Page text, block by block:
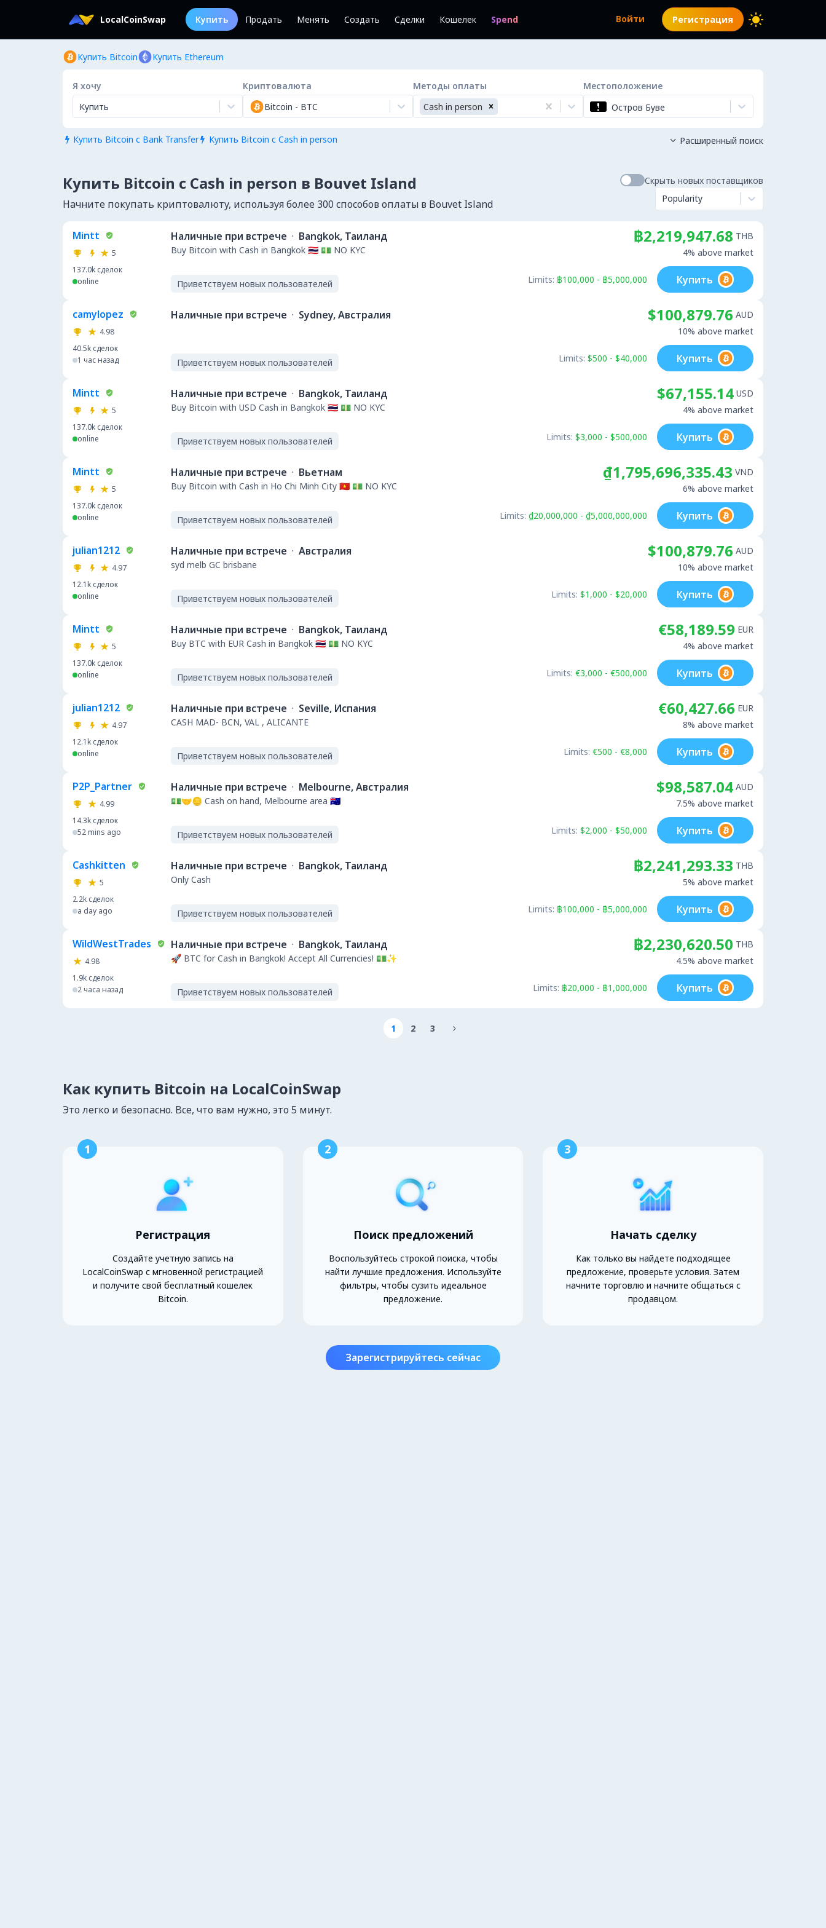
LocalCoinSwap Купить Продать Менять Создать Сделки Кошелек Spend Войти Регистрация
Купить Bitcoin Купить Ethereum
Я хочу
Купить
Криптовалюта
Bitcoin - BTC
Методы оплаты
Cash in person
Местоположение
Остров Буве
 Купить Bitcoin с Bank Transfer  Купить Bitcoin с Cash in person  Расширенный поиск
Купить Bitcoin с Cash in person в Bouvet Island
Начните покупать криптовалюту, используя более 300 способов оплаты в Bouvet Island
Скрыть новых поставщиков
Popularity
Mintt
5
137.0k сделок
online
Наличные при встрече · Bangkok, Таиланд
Buy Bitcoin with Cash in Bangkok 🇹🇭 💵 NO KYC
Приветствуем новых пользователей
฿2,219,947.68 THB
4% above market
Limits: ฿100,000 - ฿5,000,000 Купить
camylopez
4.98
40.5k сделок
1 час назад
Наличные при встрече · Sydney, Австралия
Приветствуем новых пользователей
$100,879.76 AUD
10% above market
Limits: $500 - $40,000 Купить
Mintt
5
137.0k сделок
online
Наличные при встрече · Bangkok, Таиланд
Buy Bitcoin with USD Cash in Bangkok 🇹🇭 💵 NO KYC
Приветствуем новых пользователей
$67,155.14 USD
4% above market
Limits: $3,000 - $500,000 Купить
Mintt
5
137.0k сделок
online
Наличные при встрече · Вьетнам
Buy Bitcoin with Cash in Ho Chi Minh City 🇻🇳 💵 NO KYC
Приветствуем новых пользователей
₫1,795,696,335.43 VND
6% above market
Limits: ₫20,000,000 - ₫5,000,000,000 Купить
julian1212
4.97
12.1k сделок
online
Наличные при встрече · Австралия
syd melb GC brisbane
Приветствуем новых пользователей
$100,879.76 AUD
10% above market
Limits: $1,000 - $20,000 Купить
Mintt
5
137.0k сделок
online
Наличные при встрече · Bangkok, Таиланд
Buy BTC with EUR Cash in Bangkok 🇹🇭 💵 NO KYC
Приветствуем новых пользователей
€58,189.59 EUR
4% above market
Limits: €3,000 - €500,000 Купить
julian1212
4.97
12.1k сделок
online
Наличные при встрече · Seville, Испания
CASH MAD- BCN, VAL , ALICANTE
Приветствуем новых пользователей
€60,427.66 EUR
8% above market
Limits: €500 - €8,000 Купить
P2P_Partner
4.99
14.3k сделок
52 mins ago
Наличные при встрече · Melbourne, Австралия
💵🤝🪙 Cash on hand, Melbourne area 🇦🇺
Приветствуем новых пользователей
$98,587.04 AUD
7.5% above market
Limits: $2,000 - $50,000 Купить
Cashkitten
5
2.2k сделок
a day ago
Наличные при встрече · Bangkok, Таиланд
Only Cash
Приветствуем новых пользователей
฿2,241,293.33 THB
5% above market
Limits: ฿100,000 - ฿5,000,000 Купить
WildWestTrades
4.98
1.9k сделок
2 часа назад
Наличные при встрече · Bangkok, Таиланд
🚀 BTC for Cash in Bangkok! Accept All Currencies! 💵✨
Приветствуем новых пользователей
฿2,230,620.50 THB
4.5% above market
Limits: ฿20,000 - ฿1,000,000 Купить
1 2 3 
Как купить Bitcoin на LocalCoinSwap
Это легко и безопасно. Все, что вам нужно, это 5 минут.
1
Регистрация
Создайте учетную запись на
LocalCoinSwap с мгновенной регистрацией
и получите свой бесплатный кошелек
Bitcoin.
2
Поиск предложений
Воспользуйтесь строкой поиска, чтобы
найти лучшие предложения. Используйте
фильтры, чтобы сузить идеальное
предложение.
3
Начать сделку
Как только вы найдете подходящее
предложение, проверьте условия. Затем
начните торговлю и начните общаться с
продавцом.
Зарегистрируйтесь сейчас